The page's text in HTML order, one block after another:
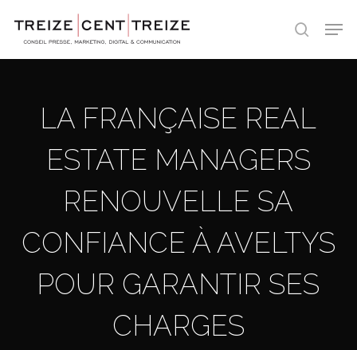
search
LA FRANÇAISE REAL
ESTATE MANAGERS
RENOUVELLE SA
CONFIANCE À AVELTYS
POUR GARANTIR SES
CHARGES